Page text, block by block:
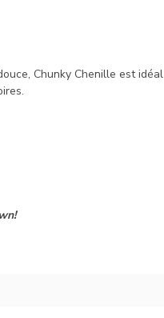
Chunky Chenille est idéal